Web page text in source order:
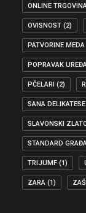
ONLINE
OVISNOST (2)
PATVORINE MEDA
POPRAVAK
PČELARI (2)
SANA DELIKATESE
SLAVONSKI
STANDARD
TRIJUMF (1)
ZARA (1)